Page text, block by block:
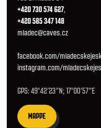
+420 730 574 627,
+420 585 347 148
mladec@caves.cz
facebook.com/
instagram.com/
GPS: 49°42′23″N; 17°00′57″E
MAPPE